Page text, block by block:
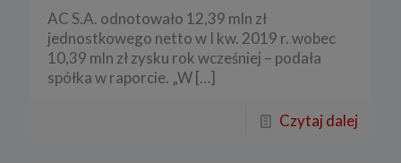
AC S.A. odnotowało 12,39 mln zł
jednostkowego netto w I kw. 2019 r. wobec
10,39 mln zł zysku rok wcześniej – podała
spółka w raporcie. „W […]
Czytaj dalej